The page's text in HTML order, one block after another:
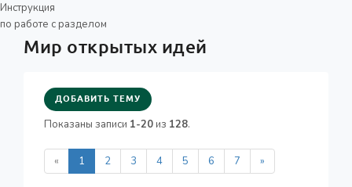
Инструкция
по работе с разделом
Мир открытых идей
ДОБАВИТЬ ТЕМУ
Показаны записи 1-20 из 128.
« 1 2 3 4 5 6 7 »